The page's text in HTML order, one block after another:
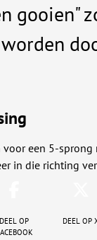
gooien"
een 5-sprong
in die richting
Deel op
Deel op